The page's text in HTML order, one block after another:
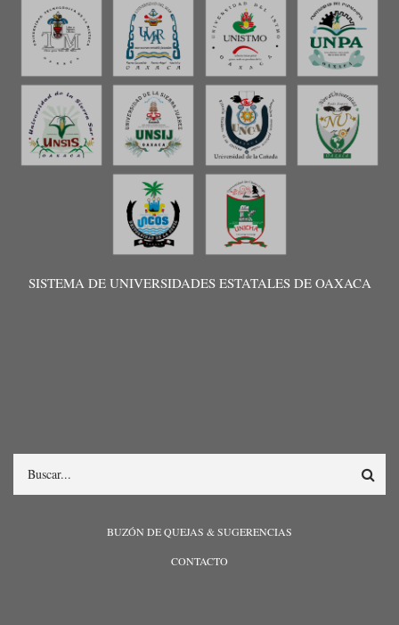
SISTEMA DE UNIVERSIDADES ESTATALES DE OAXACA
BUZÓN DE QUEJAS & SUGERENCIAS
CONTACTO